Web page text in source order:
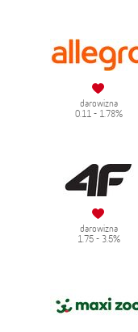
darowizna
0.11 - 1.78%
darowizna
1.75 - 3.5%